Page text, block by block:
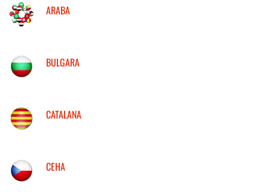
ARABA
BULGARA
CATALANA
CEHA